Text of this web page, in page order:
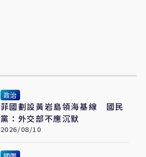
政治
菲國劃設黃岩島領海基線 國民
黨：外交部不應沉默
2026/08/10